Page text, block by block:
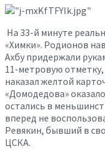
На 33-й минуте
«Химки». Родионов
Ахбу придержали
11-метровую
наказал желтой
«Домодедова»
остались в
вперед не
Ревякин, бывший в
ЦСКА.